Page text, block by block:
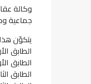
جماعية ومسبح
يتكوّن
الطابق
الطابق
الطابق